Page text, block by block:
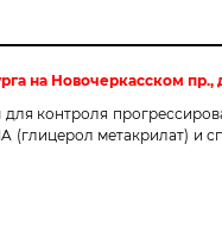
на Новочеркасском пр.,
контроля
метакрилат) и